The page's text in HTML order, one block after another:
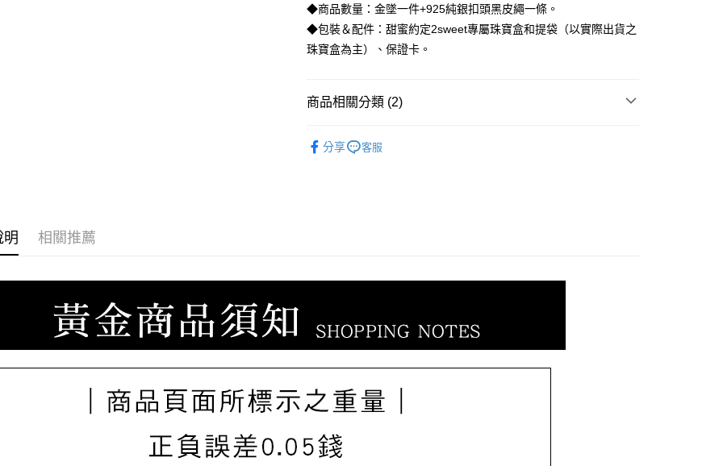
台灣樂天信用卡公司
台新國際商業銀行
中國信託商業銀行
台灣樂天信用卡公司
運送方式
每筆NT$80，滿NT$1,000(含以上)免運費
每筆NT$220，滿NT$3,000(含以上)免運費
◆商品數量：金墜一件+925純銀扣頭黑皮繩一條。
◆包裝＆配件：甜蜜約定2sweet專屬珠寶盒和提袋（以實際出貨之
珠寶盒為主）、保證卡。
商品相關分類 (2)
分享 客服
明 相關推薦